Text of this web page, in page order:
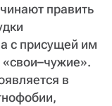
править
с присущей им
в